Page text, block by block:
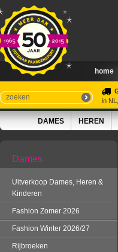
home
in
DAMES HEREN
Dames
Uitverkoop Dames, Heren &
Kinderen
Fashion Zomer 2026
Fashion Winter 2026/27
Rijbroeken